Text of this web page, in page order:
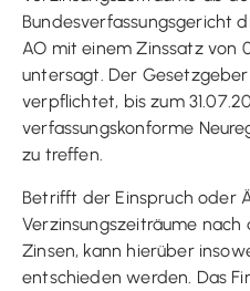
Bundesverfassungsgericht
AO mit einem Zinssatz von
untersagt. Der
verpflichtet, bis zum
verfassungskonforme
zu treffen.
Betrifft der Einspruch oder
Verzinsungszeiträume nach
Zinsen, kann hierüber
entschieden werden. Das